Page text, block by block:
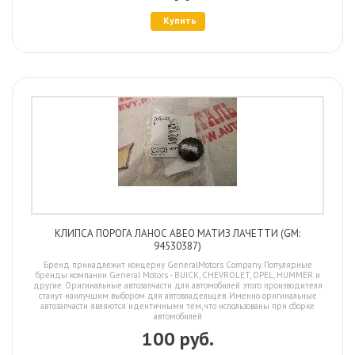
Купить
КЛИПСА ПОРОГА ЛАНОС АВЕО МАТИЗ ЛАЧЕТТИ (GM:
94530387)
Бренд принадлежит концерну GeneralMotors Company. Популярные
бренды компании General Motors - BUICK, CHEVROLET, OPEL, HUMMER и
другие. Оригинальные автозапчасти для автомобилей этого производителя
станут наилучшим выбором для автовладельцев. Именно оригинальные
автозапчасти являются идентичными тем, что использованы при сборке
автомобилей
100 руб.